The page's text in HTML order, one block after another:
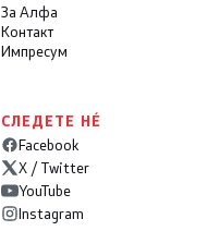
За Алфа
Контакт
Импресум
СЛЕДЕТЕ НÉ
Facebook
X / Twitter
YouTube
Instagram